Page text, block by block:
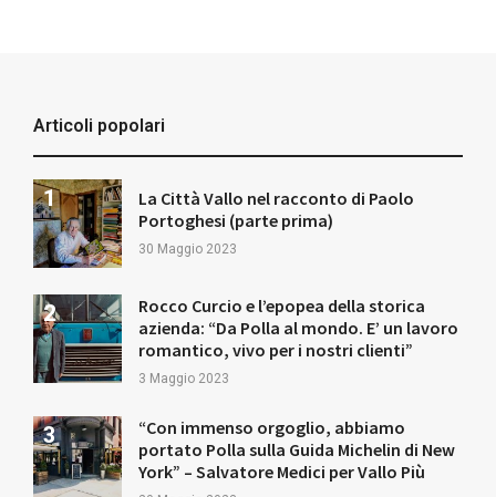
Articoli popolari
La Città Vallo nel racconto di Paolo
Portoghesi (parte prima)
30 Maggio 2023
Rocco Curcio e l’epopea della storica
azienda: “Da Polla al mondo. E’ un lavoro
romantico, vivo per i nostri clienti”
3 Maggio 2023
“Con immenso orgoglio, abbiamo
portato Polla sulla Guida Michelin di New
York” – Salvatore Medici per Vallo Più